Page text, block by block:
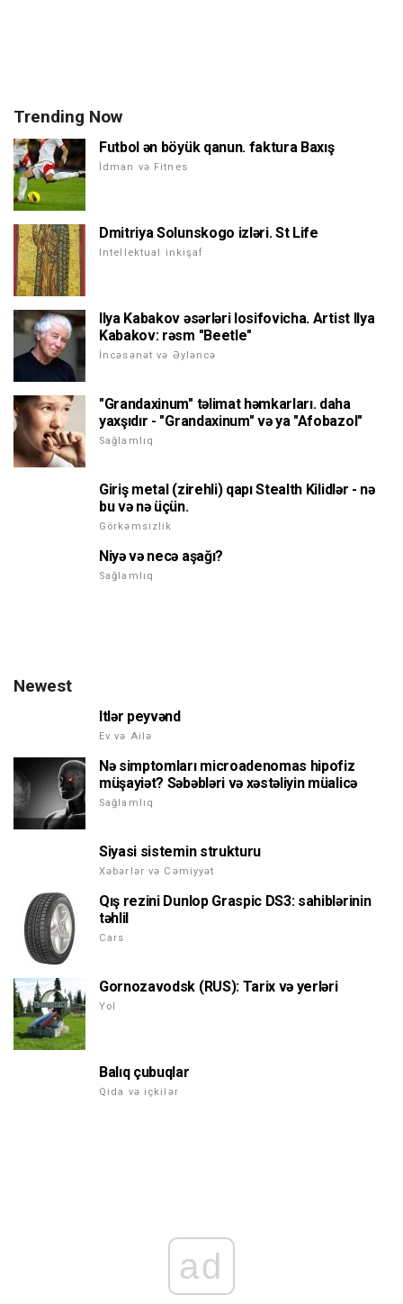
Trending Now
Futbol ən böyük qanun. faktura Baxış
İdman və Fitnes
Dmitriya Solunskogo izləri. St Life
Intellektual inkişaf
Ilya Kabakov əsərləri Iosifovicha. Artist Ilya
Kabakov: rəsm "Beetle"
İncəsənət və Əyləncə
"Grandaxinum" təlimat həmkarları. daha
yaxşıdır - "Grandaxinum" və ya "Afobazol"
Sağlamlıq
Giriş metal (zirehli) qapı Stealth Kilidlər - nə
bu və nə üçün.
Görkəmsizlik
Niyə və necə aşağı?
Sağlamlıq
Newest
Itlər peyvənd
Ev və Ailə
Nə simptomları microadenomas hipofiz
müşayiət? Səbəbləri və xəstəliyin müalicə
Sağlamlıq
Siyasi sistemin strukturu
Xəbərlər və Cəmiyyət
Qış rezini Dunlop Graspic DS3: sahiblərinin
təhlil
Cars
Gornozavodsk (RUS): Tarix və yerləri
Yol
Balıq çubuqlar
Qida və içkilər
ad